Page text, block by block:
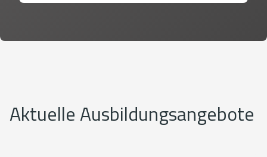
Aktuelle Ausbildungsangebote